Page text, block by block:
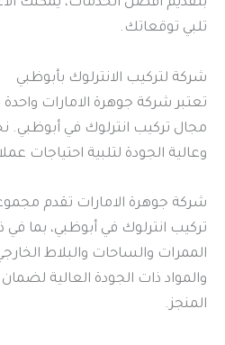
بتقديم أفضل الخدمات، يمكنك
تلبي توقعاتك.
شركة لتركيب الانترلوك بأبوظبي
تعتبر شركة جوهرة الامارات
مجال تركيب انترلوك في أبوظبي.
وعالية الجودة لتلبية احتياجات
شركة جوهرة الامارات تقدم
تركيب انترلوك في أبوظبي، بما
الممرات والساحات والبلاط
والمواد ذات الجودة العالية
المنجز.